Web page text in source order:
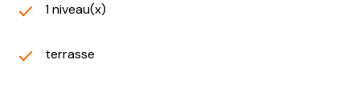
1 niveau(x)
terrasse